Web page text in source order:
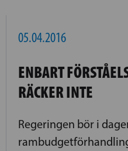
05.04.2016
ENBART
RÄCKER INTE
Regeringen bör i